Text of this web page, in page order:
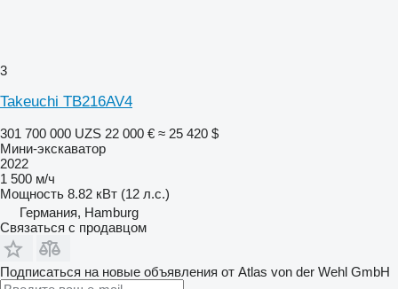
3
Takeuchi TB216AV4
301 700 000 UZS 22 000 € ≈ 25 420 $
Мини-экскаватор
2022
1 500 м/ч
Мощность 8.82 кВт (12 л.с.)
Германия, Hamburg
Связаться с продавцом
Подписаться на новые объявления от Atlas von der Wehl GmbH